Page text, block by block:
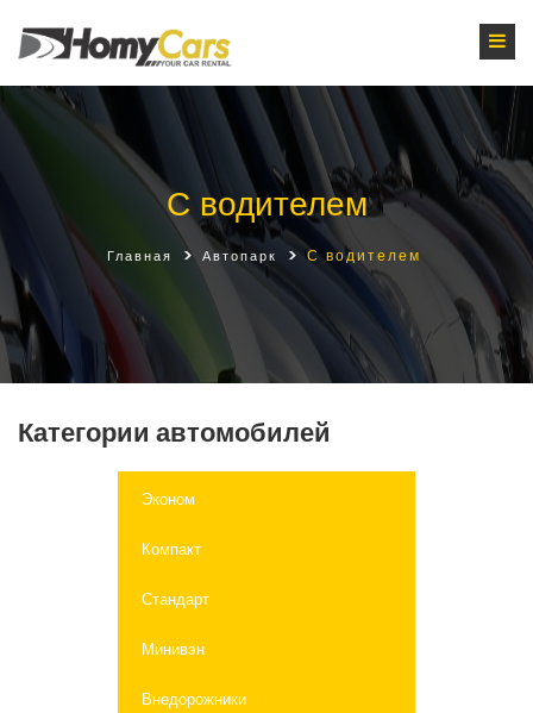
С водителем
Главная Автопарк С водителем
Категории автомобилей
Эконом
Компакт
Стандарт
Минивэн
Внедорожники